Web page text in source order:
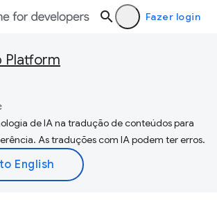
Fazer login
Platform
de IA na tradução de conteúdos para
As traduções com IA podem ter erros.